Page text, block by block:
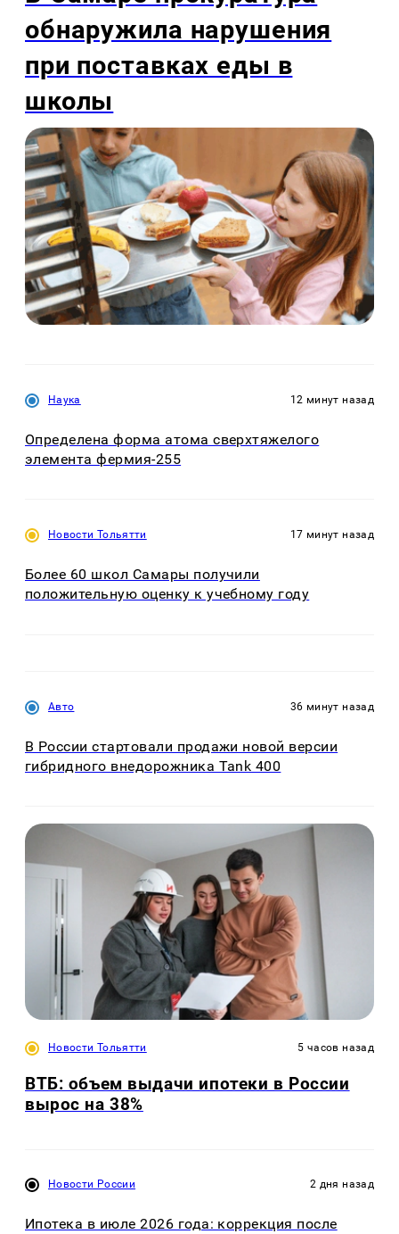
обнаружила нарушения
при поставках еды в
школы
Наука 12 минут назад
Определена форма атома сверхтяжелого
элемента фермия-255
Новости Тольятти 17 минут назад
Более 60 школ Самары получили
положительную оценку к учебному году
Авто 36 минут назад
В России стартовали продажи новой версии
гибридного внедорожника Tank 400
Новости Тольятти 5 часов назад
ВТБ: объем выдачи ипотеки в России
вырос на 38%
Новости России 2 дня назад
Ипотека в июле 2026 года: коррекция после